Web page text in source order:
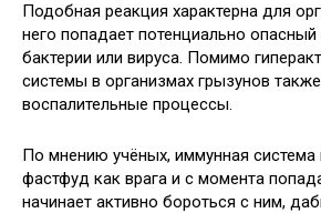
Подобная реакция характерна для
него попадает потенциально опасный
бактерии или вируса. Помимо
системы в организмах грызунов
воспалительные процессы.
По мнению учёных, иммунная система
фастфуд как врага и с момента
начинает активно бороться с ним,